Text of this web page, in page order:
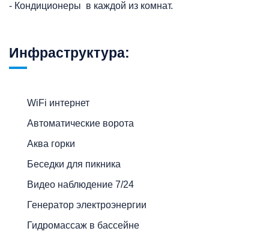
- Кондиционеры в каждой из комнат.
Инфраструктура:
WiFi интернет
Автоматические ворота
Аква горки
Беседки для пикника
Видео наблюдение 7/24
Генератор электроэнергии
Гидромассаж в бассейне